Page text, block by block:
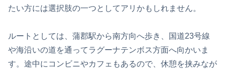
たい方には選択肢の一つとしてアリかもしれません。
ルートとしては、蒲郡駅から南方向へ歩き、国道23号線
や海沿いの道を通ってラグーナテンボス方面へ向かいま
す。途中にコンビニやカフェもあるので、休憩を挟みなが